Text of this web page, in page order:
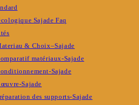
Sajade Faq
& Choix–Sajade
matériaux-Sajade
Sajade
Sajade
des supports-Sajade